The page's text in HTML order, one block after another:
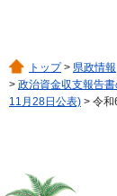
トップ> 県政情報
> 政治資金収支報告
11月28日公表) > 令和